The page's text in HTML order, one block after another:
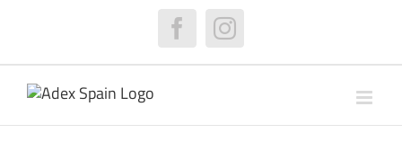
FacebookInstagram